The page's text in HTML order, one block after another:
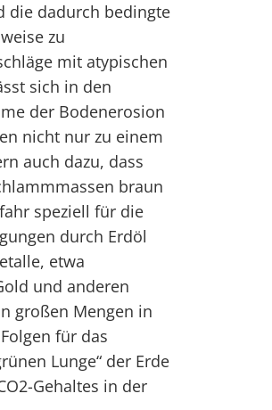
die dadurch bedingte
zu
mit atypischen
sich in den
der Bodenerosion
nicht nur zu einem
auch dazu, dass
braun
speziell für die
durch Erdöl
etwa
und anderen
großen Mengen in
für das
Lunge“ der Erde
Gehaltes in der